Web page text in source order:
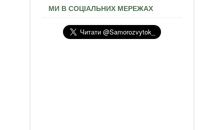
МИ В СОЦІАЛЬНИХ МЕРЕЖАХ